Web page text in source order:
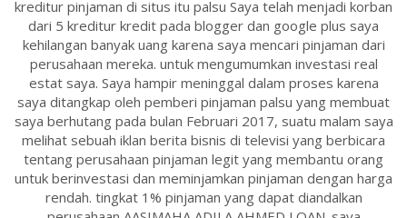
kreditur pinjaman di situs itu palsu Saya telah menjadi korban
dari 5 kreditur kredit pada blogger dan google plus saya
kehilangan banyak uang karena saya mencari pinjaman dari
perusahaan mereka. untuk mengumumkan investasi real
estat saya. Saya hampir meninggal dalam proses karena
saya ditangkap oleh pemberi pinjaman palsu yang membuat
saya berhutang pada bulan Februari 2017, suatu malam saya
melihat sebuah iklan berita bisnis di televisi yang berbicara
tentang perusahaan pinjaman legit yang membantu orang
untuk berinvestasi dan meminjamkan pinjaman dengan harga
rendah. tingkat 1% pinjaman yang dapat diandalkan